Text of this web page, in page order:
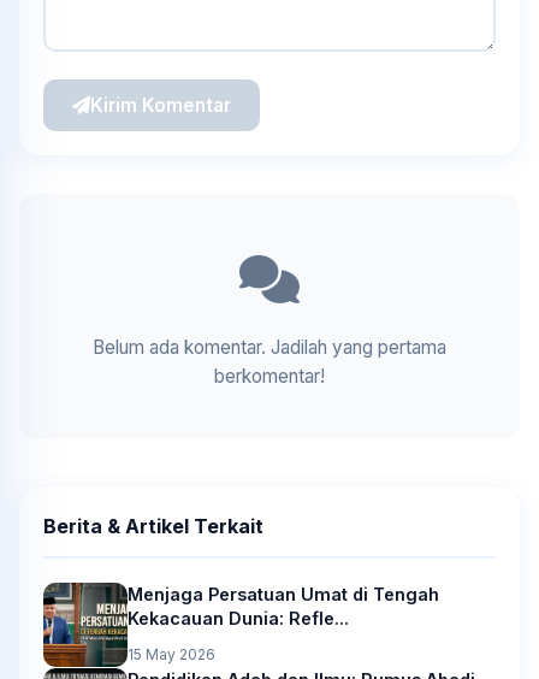
Kirim Komentar
Belum ada komentar. Jadilah yang pertama
berkomentar!
Berita & Artikel Terkait
Menjaga Persatuan Umat di Tengah
Kekacauan Dunia: Refle...
15 May 2026